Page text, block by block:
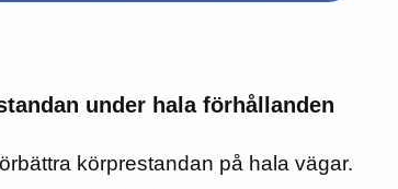
under hala förhållanden
körprestandan på hala vägar.